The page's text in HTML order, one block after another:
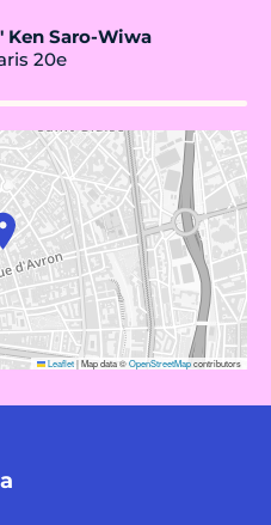
Ken Saro-Wiwa
20e
Leaflet|Map data ©OpenStreetMapcontributors